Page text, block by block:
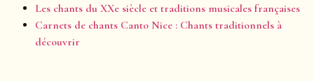
Les chants du XXe siècle et traditions musicales françaises
Carnets de chants Canto Nice : Chants traditionnels à
découvrir